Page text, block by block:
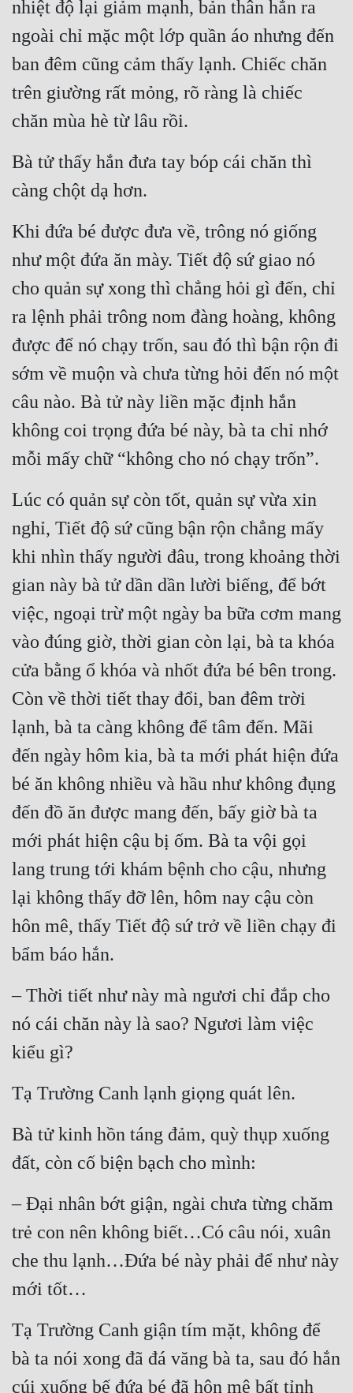
Đẹp
Đẹp Hiệp
Tính Cách Nhân Vật :
Sát Phạt Quyết Đoán
Vô Sỉ
Điềm Đạm
nhiệt độ lại giảm mạnh, bản thân hắn ra
ngoài chỉ mặc một lớp quần áo nhưng đến
ban đêm cũng cảm thấy lạnh. Chiếc chăn
trên giường rất mỏng, rõ ràng là chiếc
chăn mùa hè từ lâu rồi.
Bà tử thấy hắn đưa tay bóp cái chăn thì
càng chột dạ hơn.
Khi đứa bé được đưa về, trông nó giống
như một đứa ăn mày. Tiết độ sứ giao nó
cho quản sự xong thì chẳng hỏi gì đến, chỉ
ra lệnh phải trông nom đàng hoàng, không
được để nó chạy trốn, sau đó thì bận rộn đi
sớm về muộn và chưa từng hỏi đến nó một
câu nào. Bà tử này liền mặc định hắn
không coi trọng đứa bé này, bà ta chỉ nhớ
mỗi mấy chữ “không cho nó chạy trốn”.
Lúc có quản sự còn tốt, quản sự vừa xin
nghỉ, Tiết độ sứ cũng bận rộn chẳng mấy
khi nhìn thấy người đâu, trong khoảng thời
gian này bà tử dần dần lười biếng, để bớt
việc, ngoại trừ một ngày ba bữa cơm mang
vào đúng giờ, thời gian còn lại, bà ta khóa
cửa bằng ổ khóa và nhốt đứa bé bên trong.
Còn về thời tiết thay đổi, ban đêm trời
lạnh, bà ta càng không để tâm đến. Mãi
đến ngày hôm kia, bà ta mới phát hiện đứa
bé ăn không nhiều và hầu như không đụng
đến đồ ăn được mang đến, bấy giờ bà ta
mới phát hiện cậu bị ốm. Bà ta vội gọi
lang trung tới khám bệnh cho cậu, nhưng
lại không thấy đỡ lên, hôm nay cậu còn
hôn mê, thấy Tiết độ sứ trở về liền chạy đi
bẩm báo hắn.
– Thời tiết như này mà ngươi chỉ đắp cho
nó cái chăn này là sao? Ngươi làm việc
kiểu gì?
Tạ Trường Canh lạnh giọng quát lên.
Bà tử kinh hồn táng đảm, quỳ thụp xuống
đất, còn cố biện bạch cho mình:
– Đại nhân bớt giận, ngài chưa từng chăm
trẻ con nên không biết…Có câu nói, xuân
che thu lạnh…Đứa bé này phải để như này
mới tốt…
Tạ Trường Canh giận tím mặt, không để
bà ta nói xong đã đá văng bà ta, sau đó hắn
cúi xuống bế đứa bé đã hôn mê bất tỉnh